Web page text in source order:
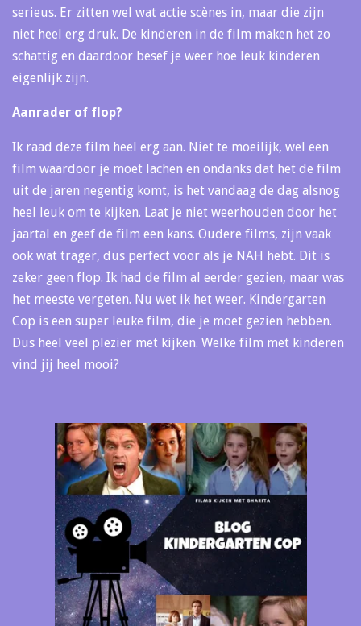
serieus. Er zitten wel wat actie scènes in, maar die zijn
niet heel erg druk. De kinderen in de film maken het zo
schattig en daardoor besef je weer hoe leuk kinderen
eigenlijk zijn.
Aanrader of flop?
Ik raad deze film heel erg aan. Niet te moeilijk, wel een
film waardoor je moet lachen en ondanks dat het de film
uit de jaren negentig komt, is het vandaag de dag alsnog
heel leuk om te kijken. Laat je niet weerhouden door het
jaartal en geef de film een kans. Oudere films, zijn vaak
ook wat trager, dus perfect voor als je NAH hebt. Dit is
zeker geen flop. Ik had de film al eerder gezien, maar was
het meeste vergeten. Nu wet ik het weer. Kindergarten
Cop is een super leuke film, die je moet gezien hebben.
Dus heel veel plezier met kijken. Welke film met kinderen
vind jij heel mooi?